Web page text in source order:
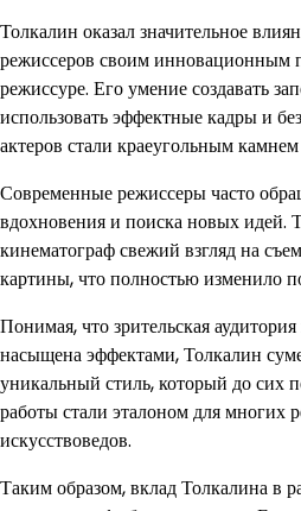
Толкалин оказал значительное
режиссеров своим инновационным
режиссуре. Его умение создавать
использовать эффектные кадры и
актеров стали краеугольным камнем
Современные режиссеры часто
вдохновения и поиска новых идей.
кинематограф свежий взгляд на
картины, что полностью изменило
Понимая, что зрительская
насыщена эффектами, Толкалин
уникальный стиль, который до сих
работы стали эталоном для многих
искусствоведов.
Таким образом, вклад Толкалина в